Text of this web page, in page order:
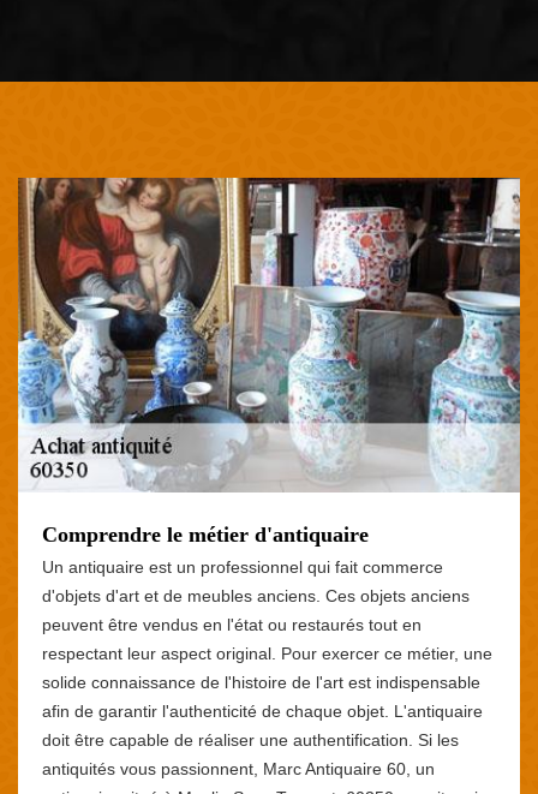
Comprendre le métier d'antiquaire
Un antiquaire est un professionnel qui fait commerce
d'objets d'art et de meubles anciens. Ces objets anciens
peuvent être vendus en l'état ou restaurés tout en
respectant leur aspect original. Pour exercer ce métier, une
solide connaissance de l'histoire de l'art est indispensable
afin de garantir l'authenticité de chaque objet. L'antiquaire
doit être capable de réaliser une authentification. Si les
antiquités vous passionnent, Marc Antiquaire 60, un